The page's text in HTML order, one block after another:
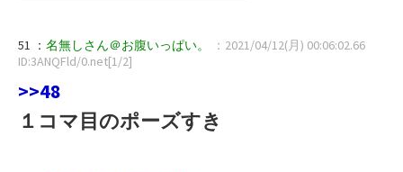
51 ： 名無しさん＠お腹いっぱい。
：2021/04/12(月) 00:06:02.66
ID:3ANQFld/0.net[1/2]
>>48
１コマ目のポーズすき